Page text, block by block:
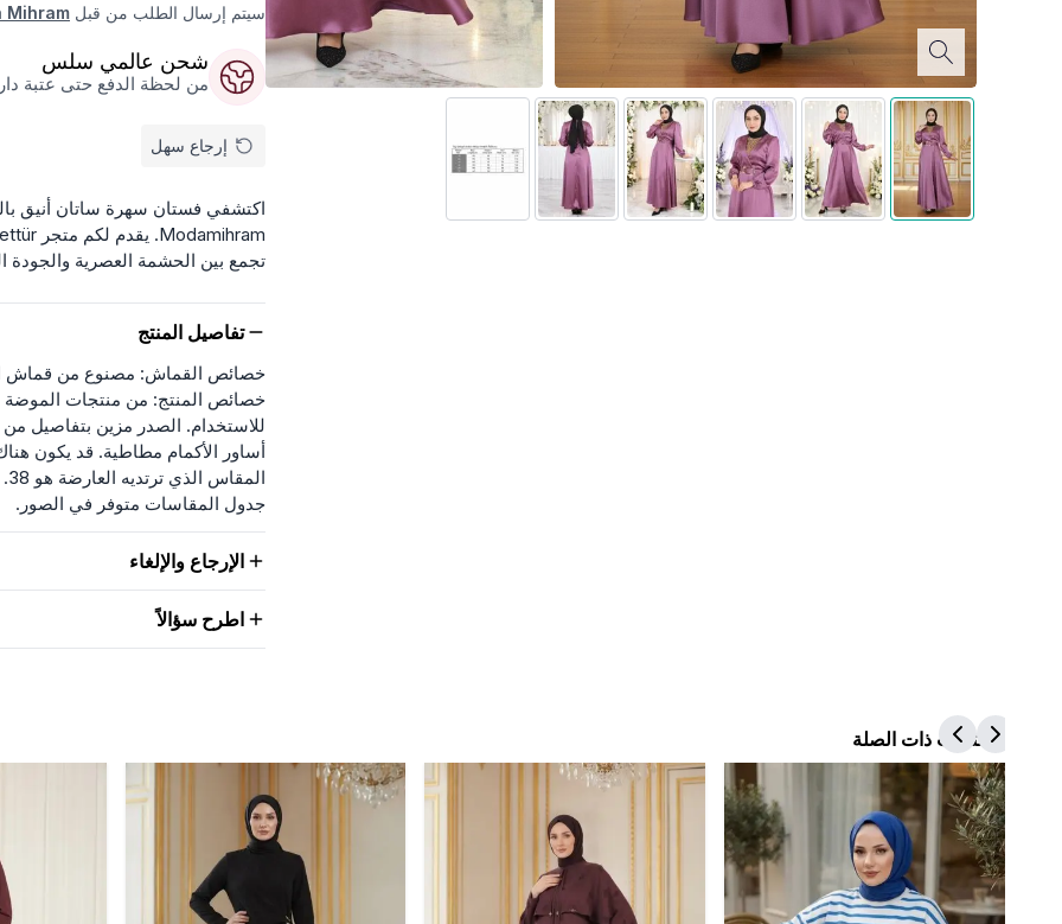
سيتم إرسال الطلب من قبل Mihram
شحن عالمي سلس
من لحظة الدفع حتى عتبة
إرجاع سهل
اكتشفي فستان سهرة ساتان أنيق
تجمع بين الحشمة العصرية والجودة
تفاصيل المنتج
خصائص القماش: مصنوع من قماش
خصائص المنتج: من منتجات
للاستخدام. الصدر مزين بتفاصيل
أساور الأكمام مطاطية. قد يكون
المقاس الذي ترتديه العارضة هو 38.
جدول المقاسات متوفر في الصور.
الإرجاع والإلغاء
اطرح سؤالاً
المنتجات ذات الصلة